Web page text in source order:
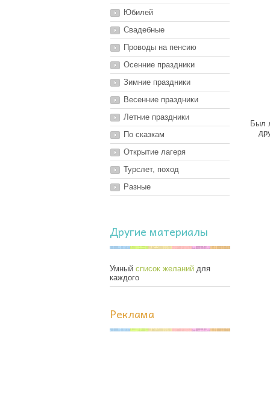
Юбилей
Свадебные
Проводы на пенсию
Осенние праздники
Зимние праздники
Весенние праздники
Летние праздники
По сказкам
Открытие лагеря
Турслет, поход
Разные
Другие материалы
Умный список желаний для
каждого
Реклама
Был